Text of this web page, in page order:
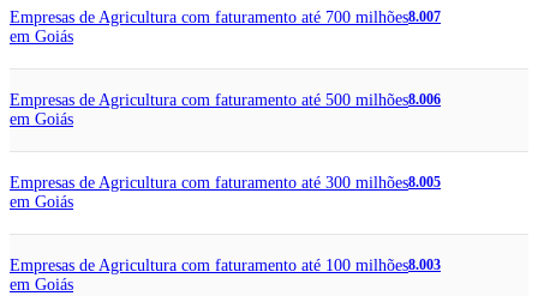
Empresas de Agricultura com faturamento até 700 milhões
em Goiás
8.007
Empresas de Agricultura com faturamento até 500 milhões
em Goiás
8.006
Empresas de Agricultura com faturamento até 300 milhões
em Goiás
8.005
Empresas de Agricultura com faturamento até 100 milhões
em Goiás
8.003